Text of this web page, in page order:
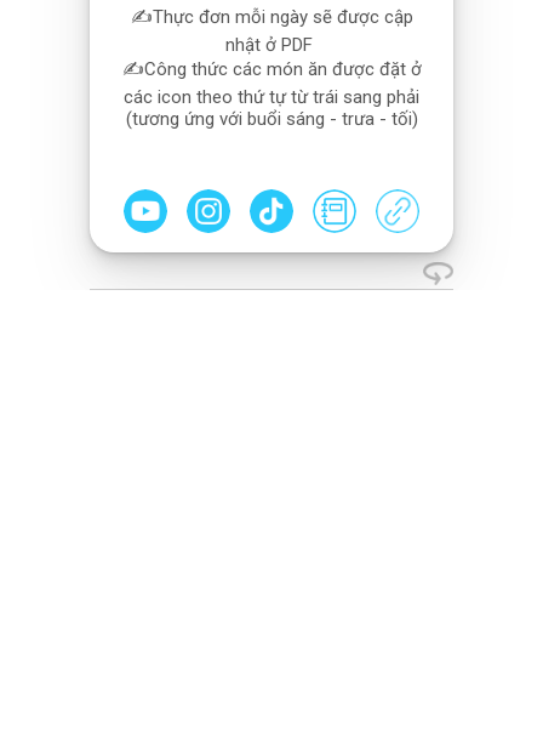
✍️Thực đơn mỗi ngày sẽ được cập
nhật ở PDF
✍️Công thức các món ăn được đặt ở
các icon theo thứ tự từ trái sang phải
(tương ứng với buổi sáng - trưa - tối)